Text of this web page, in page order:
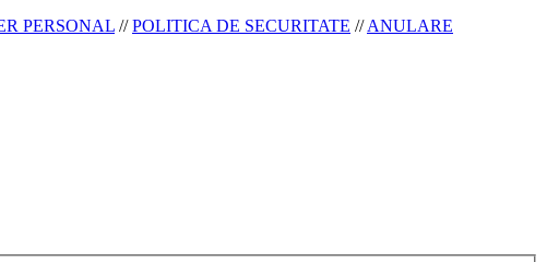
PERSONAL //POLITICA DE SECURITATE //ANULARE